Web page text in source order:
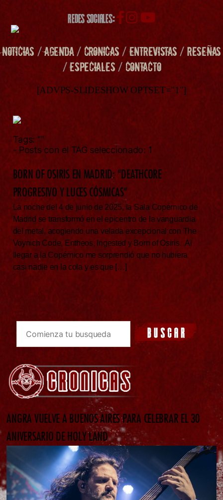
REDES SOCIALES:
NOTICIAS /AGENDA/ CRONICAS/ENTREVISTAS/RESEÑAS
/ESPECIALES/ CONTACTO
[ADVPS-SLIDESHOW OPTSET="1"]
Tags: ""
- Posts con el TAG seleccionado: 1
BORN OF OSIRIS EN MADRID: “DEATHCORE
PROGRESIVO Y LUCES CÓSMICAS”
La noche del 4 de junio de 2025, la Sala Copérnico de
Madrid se transformó en el epicentro de la vanguardia
del metal, acogiendo una velada excepcional con The
Voynich Code, Entheos, Ingested y Born of Osiris. Al
llegar a la Copérnico me sorprendió que no hubiera
casi nadie en la cola y es que […]
ANGRA VUELVE A BUENOS AIRES PARA CELEBRAR EL 30
ANIVERSARIO DE HOLY LAND